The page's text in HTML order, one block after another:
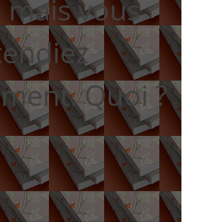
vous
Quoi ?